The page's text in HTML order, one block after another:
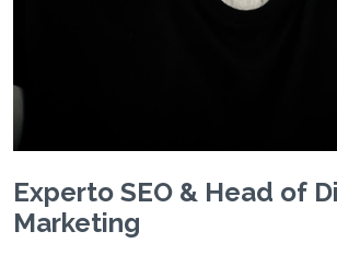
Experto SEO & Head of
Marketing